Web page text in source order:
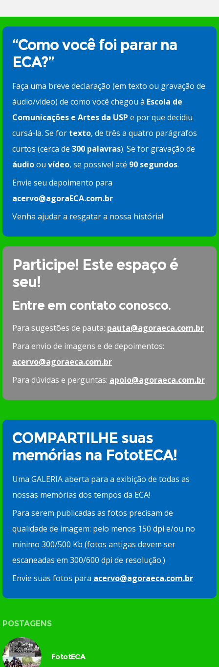
“Como você foi parar na
ECA?”
Faça uma breve declaração (em texto ou gravação de
áudio/vídeo) de como você chegou à Escola de
Comunicações e Artes da USP e por que decidiu
cursá-la. Se for texto, de três a quatro parágrafos
curtos (cerca de 300 palavras). Se for gravação de
áudioou vídeo, se possível até 90 segundos.
Envie seu depoimento para
acervo@agoraECA.com.br
Venha ajudar a resgatar a nossa história!
Participe! Este espaço é
seu!
Entre em contato conosco.
Para sugestões de pauta: pauta@agoraeca.com.br
Para envio de imagens e de depoimentos:
acervo@agoraeca.com.br
Para dúvidas e perguntas: apoio@agoraeca.com.br
COMPARTILHE suas
memórias na FototECA!
Uma GALERIA aberta para a exibição de todas as
nossas memórias dos tempos da ECA!
Para serem publicadas as fotos precisam de
qualidade de imagem: pelo menos 150 dpi e/ou no
mínimo 300/500 Kb (fotos antigas devem ser
escaneadas em 300/600 dpi de resolução.)
Envie suas fotos para acervo@agoraeca.com.br
POSTAGENS
FototECA